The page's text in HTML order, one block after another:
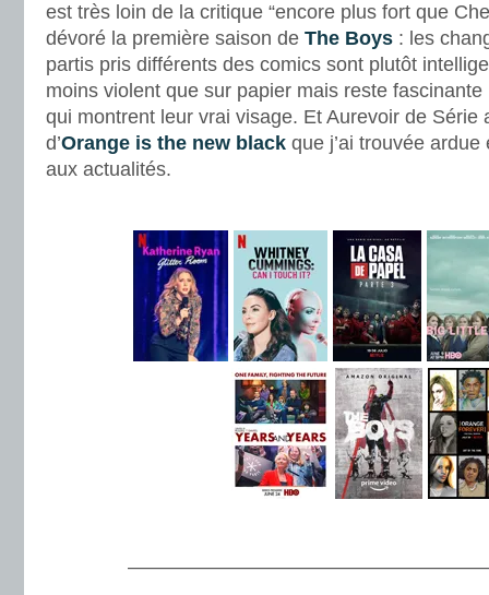
est très loin de la critique “encore plus fort que
dévoré la première saison de The Boys : les
partis pris différents des comics sont plutôt
moins violent que sur papier mais reste
qui montrent leur vrai visage. Et Aurevoir de Série
d’Orange is the new black que j’ai trouvée
aux actualités.